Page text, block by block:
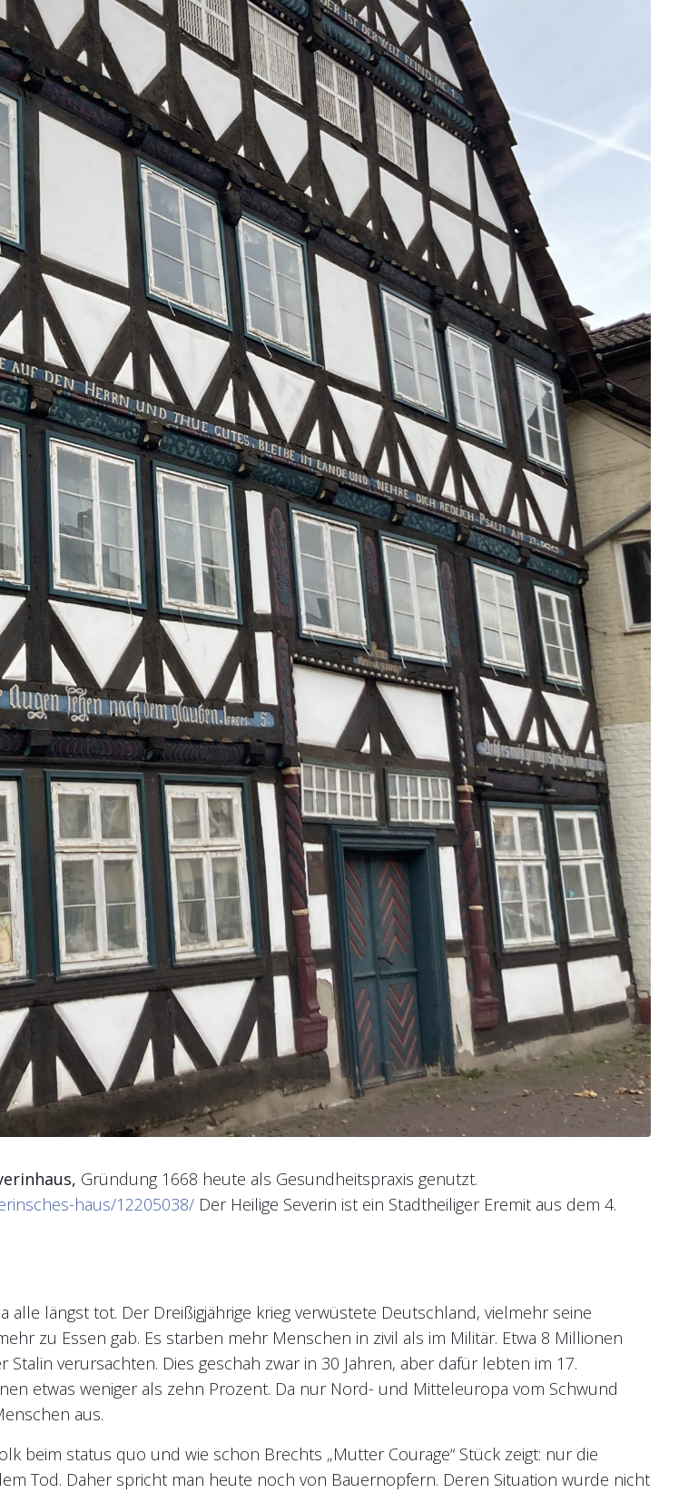
Gründung 1668 heute als Gesundheitspraxis genutzt.
haus/12205038/ Der Heilige Severin ist ein Stadtheiliger Eremit aus dem 4.
längst tot. Der Dreißigjährige krieg verwüstete Deutschland, vielmehr seine
zu Essen gab. Es starben mehr Menschen in zivil als im Militär. Etwa 8 Millionen
verursachten. Dies geschah zwar in 30 Jahren, aber dafür lebten im 17.
etwas weniger als zehn Prozent. Da nur Nord- und Mitteleuropa vom Schwund
aus.
beim status quo und wie schon Brechts „Mutter Courage“ Stück zeigt: nur die
Tod. Daher spricht man heute noch von Bauernopfern. Deren Situation wurde nicht